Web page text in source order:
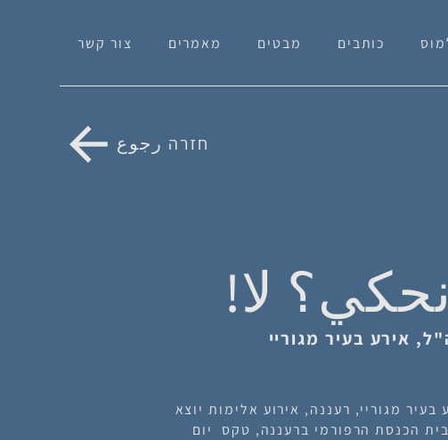
כותבים מבטים מאמרים צור קשר
חזרה رجوع
لا!
אירע בעיר מגוריי
מגוריי, רעננה, אירוע אלימות יוצא
הכנסת הרפורמי ברעננה, טקס יום